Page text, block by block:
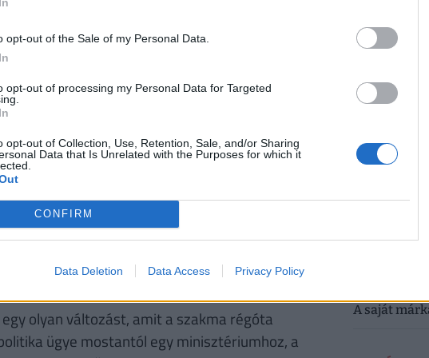
opt-out of the Sale of my Personal Data.
opt-out of processing my Personal Data for Targeted
opt-out of Collection, Use, Retention, Sale, and/or Sharing
Data that Is Unrelated with the Purposes for which it
CONFIRM
Data Deletion Data Access Privacy Policy
hogy nem maga a
az, hogy mely projektek kapták meg ezt a
gyakorlatának felülvizsgálatát, és
közöttük olyan konkrét projektekét, mint a
Duna-híd szélesítése vagy a MÁV új
jogköreit visszaadnák, ami a helyi
az úgynevezett Otthon Start-os kiemelt
iparág szempontjából külön figyelmet érdemel,
Fejlesztő Zrt. utódintézményi
Mindez rövid távon a beruházási
a felülvizsgálati folyamat lezárultáig.
olyan változást, amit a szakma régóta
ügye mostantól egy minisztériumhoz, a
Nem elég
magyar
2026. augusztus
Két
Frank
száz
ERRŐL NE
Letarolták
minden
A saját